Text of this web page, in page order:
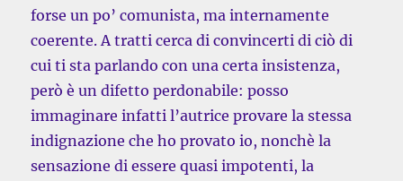
forse un po’ comunista, ma internamente
coerente. A tratti cerca di convincerti di ciò di
cui ti sta parlando con una certa insistenza,
però è un difetto perdonabile: posso
immaginare infatti l’autrice provare la stessa
indignazione che ho provato io, nonchè la
sensazione di essere quasi impotenti, la